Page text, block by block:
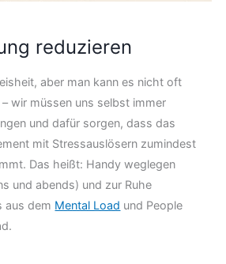
reduzieren
aber man kann es nicht oft
wir müssen uns selbst immer
und dafür sorgen, dass das
mit Stressauslösern zumindest
Das heißt: Handy weglegen
und abends) und zur Ruhe
aus dem Mental Load und People